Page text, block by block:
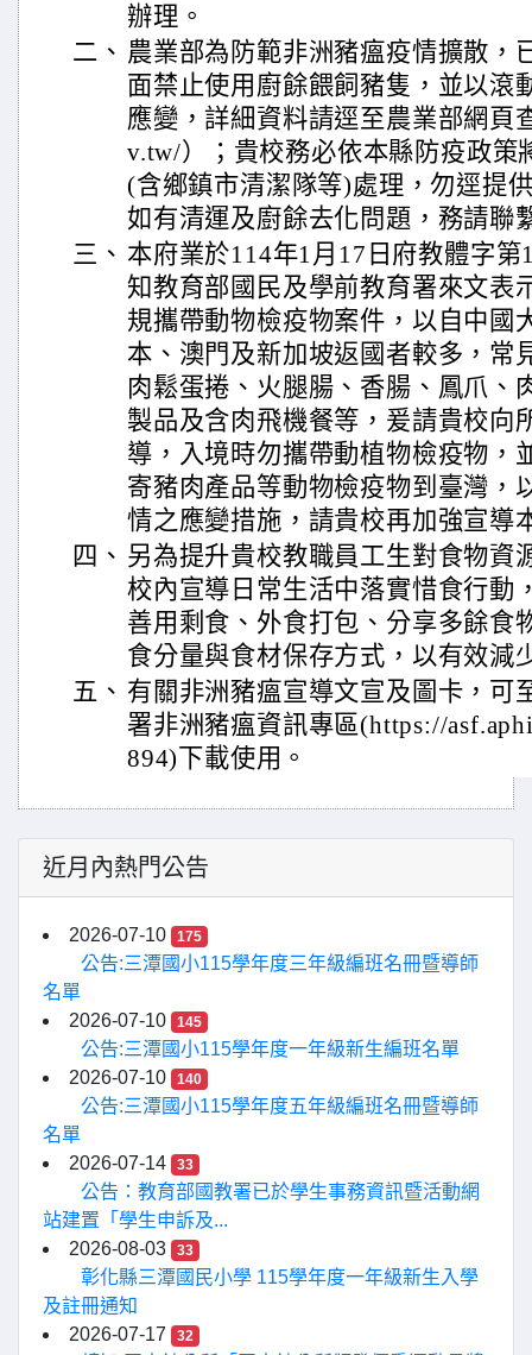
辦理。
二、 農業部為防範非洲豬瘟疫情擴散，
面禁止使用廚餘餵飼豬隻，並以滾
應變，詳細資料請逕至農業部網頁
v.tw/）；貴校務必依本縣防疫政策
(含鄉鎮市清潔隊等)處理，勿逕提
如有清運及廚餘去化問題，務請聯
三、 本府業於114年1月17日府教體字
知教育部國民及學前教育署來文表
規攜帶動物檢疫物案件，以自中國
本、澳門及新加坡返國者較多，常
肉鬆蛋捲、火腿腸、香腸、鳳爪、
製品及含肉飛機餐等，爰請貴校向
導，入境時勿攜帶動植物檢疫物，
寄豬肉產品等動物檢疫物到臺灣，
情之應變措施，請貴校再加強宣導
四、 另為提升貴校教職員工生對食物資
校內宣導日常生活中落實惜食行動
善用剩食、外食打包、分享多餘食
食分量與食材保存方式，以有效減
五、 有關非洲豬瘟宣導文宣及圖卡，可
署非洲豬瘟資訊專區(https://
894)下載使用。
近月內熱門公告
2026-07-10 175
公告:三潭國小115學年度三年級編班名冊暨導師
名單
2026-07-10
145
公告:三潭國小115學年度一年級新生編班名單
2026-07-10
140
公告:三潭國小115學年度五年級編班名冊暨導師
名單
2026-07-14
33
公告：教育部國教署已於學生事務資訊暨活動網
站建置「學生申訴及...
2026-08-03
33
彰化縣三潭國民小學 115學年度一年級新生入學
及註冊通知
2026-07-17
32